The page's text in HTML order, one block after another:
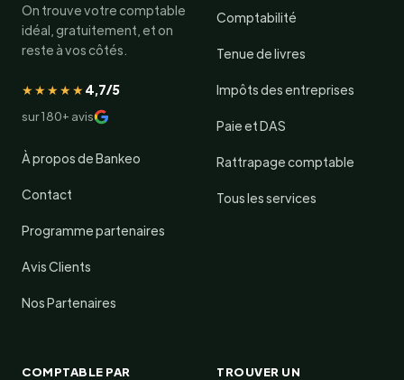
On trouve votre comptable
idéal, gratuitement, et on
reste à vos côtés.
★★★★★4,7/5
sur 180+ avis
À propos de Bankeo
Contact
Programme partenaires
Avis Clients
Nos Partenaires
Comptabilité
Tenue de livres
Impôts des entreprises
Paie et DAS
Rattrapage comptable
Tous les services
COMPTABLE PAR TROUVER UN